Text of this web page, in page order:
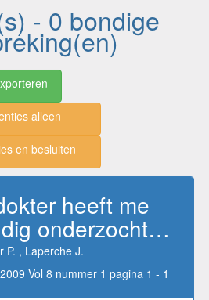
- 0 bondige
alleen
en besluiten
heeft me
onderzocht…
P. , Laperche J.
Vol 8 nummer 1 pagina 1 - 1